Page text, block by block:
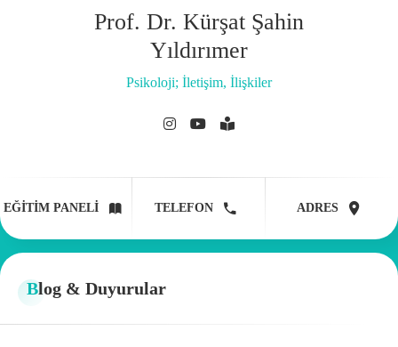
Prof. Dr. Kürşat Şahin
Yıldırımer
Psikoloji; İletişim, İlişkiler
EĞITIM PANELI TELEFON ADRES
Blog & Duyurular